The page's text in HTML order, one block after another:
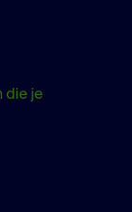
die je